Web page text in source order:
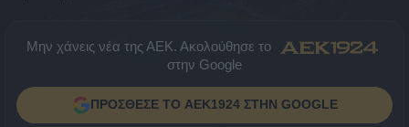
Μην χάνεις νέα της ΑΕΚ. Ακολούθησε το
στην Google
ΠΡΟΣΘΕΣΕ ΤΟ AEK1924 ΣΤΗΝ GOOGLE